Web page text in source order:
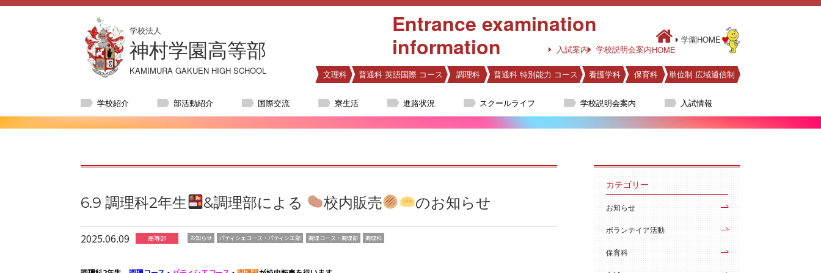
学校法人
神村学園高等部
KAMIMURA GAKUEN HIGH SCHOOL
Entrance examination
information
入試案内 学校説明会案内HOME
学園HOME
文理科 普通科 英語国際 コース 調理科 普通科 特別能力 コース 看護学科 保育科 単位制 広域通信制
学校紹介 部活動紹介 国際交流 寮生活 進路状況 スクールライフ 学校説明会案内 入試情報
6.9 調理科2年生 &調理部による 校内販売 のお知らせ
2025.06.09 高等部 お知らせ パティシェコース・パティシエ部 調理コース・調理部 調理科
カテゴリー
お知らせ
ボランテイア活動
保育科